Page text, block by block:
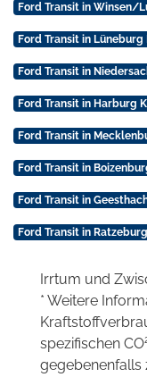
Ford Transit in Winsen/
Ford Transit in
Ford Transit in
Ford Transit in Harburg
Ford Transit in
Ford Transit in
Ford Transit in
Ford Transit in
Irrtum und
* Weitere
spezifischen CO